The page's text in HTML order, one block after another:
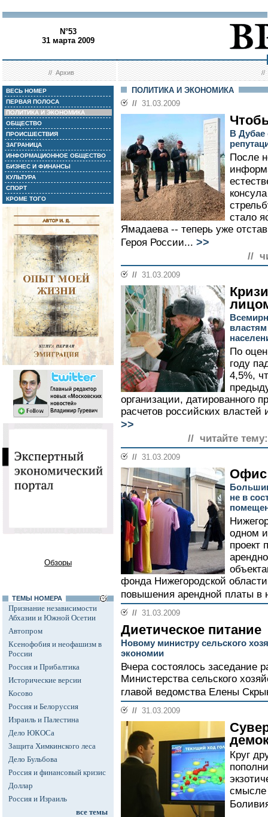
N°53
31 марта 2009
//Архив //
ВЕСЬ НОМЕР
ПЕРВАЯ ПОЛОСА
ПОЛИТИКА И ЭКОНОМИКА
ОБЩЕСТВО
ПРОИСШЕСТВИЯ
ЗАГРАНИЦА
ИНФОРМАЦИОННОЕ ОБЩЕСТВО
БИЗНЕС И ФИНАНСЫ
КУЛЬТУРА
СПОРТ
КРОМЕ ТОГО
Обзоры
ТЕМЫ НОМЕРА
Признание независимости
Абхазии и Южной Осетии
Автопром
Ксенофобия и неофашизм в
России
Россия и Прибалтика
Исторические версии
Косово
Россия и Белоруссия
Израиль и Палестина
Дело ЮКОСа
Защита Химкинского леса
Дело Бульбова
Россия и финансовый кризис
Доллар
Россия и Израиль
все темы
ПОЛИТИКА И ЭКОНОМИКА
// 31.03.2009
В Дубае
После
стало
Ямадаева -- теперь уже
Героя России... >>
//
// 31.03.2009
По
году
4,5%,
организации, датированного
расчетов российских
>>
// читайте тему:
// 31.03.2009
Офис
не в
одном
проект
фонда Нижегородской
повышения арендной платы в
// 31.03.2009
Диетическое питание
Новому министру сельского
экономии
Вчера состоялось заседание
Министерства сельского
главой ведомства Елены
// 31.03.2009
Круг
смысле